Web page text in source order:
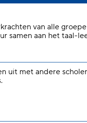
van alle
samen aan het taal-
uit met andere